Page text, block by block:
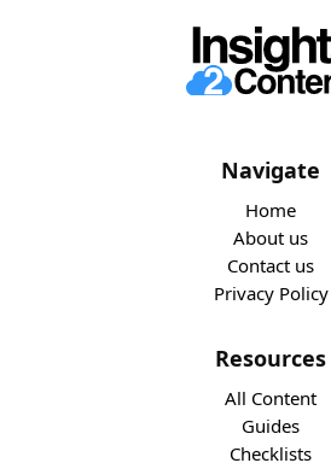
Navigate
Home
About us
Contact us
Privacy Policy
Resources
All Content
Guides
Checklists